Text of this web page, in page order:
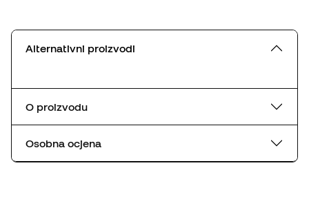
Alternativni proizvodi
O proizvodu
Osobna ocjena